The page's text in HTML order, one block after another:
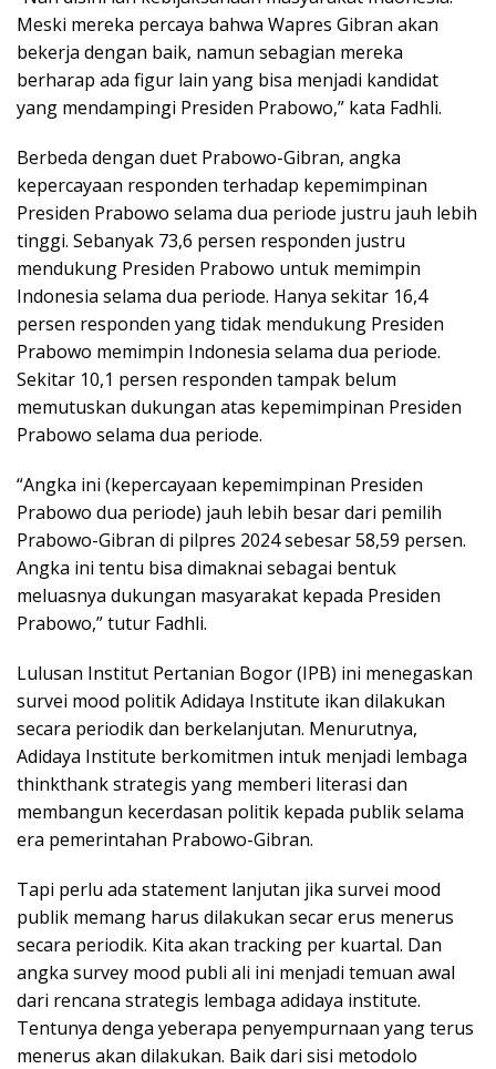
Meski mereka percaya bahwa Wapres Gibran akan
bekerja dengan baik, namun sebagian mereka
berharap ada figur lain yang bisa menjadi kandidat
yang mendampingi Presiden Prabowo,” kata Fadhli.
Berbeda dengan duet Prabowo-Gibran, angka
kepercayaan responden terhadap kepemimpinan
Presiden Prabowo selama dua periode justru jauh lebih
tinggi. Sebanyak 73,6 persen responden justru
mendukung Presiden Prabowo untuk memimpin
Indonesia selama dua periode. Hanya sekitar 16,4
persen responden yang tidak mendukung Presiden
Prabowo memimpin Indonesia selama dua periode.
Sekitar 10,1 persen responden tampak belum
memutuskan dukungan atas kepemimpinan Presiden
Prabowo selama dua periode.
“Angka ini (kepercayaan kepemimpinan Presiden
Prabowo dua periode) jauh lebih besar dari pemilih
Prabowo-Gibran di pilpres 2024 sebesar 58,59 persen.
Angka ini tentu bisa dimaknai sebagai bentuk
meluasnya dukungan masyarakat kepada Presiden
Prabowo,” tutur Fadhli.
Lulusan Institut Pertanian Bogor (IPB) ini menegaskan
survei mood politik Adidaya Institute ikan dilakukan
secara periodik dan berkelanjutan. Menurutnya,
Adidaya Institute berkomitmen intuk menjadi lembaga
thinkthank strategis yang memberi literasi dan
membangun kecerdasan politik kepada publik selama
era pemerintahan Prabowo-Gibran.
Tapi perlu ada statement lanjutan jika survei mood
publik memang harus dilakukan secar erus menerus
secara periodik. Kita akan tracking per kuartal. Dan
angka survey mood publi ali ini menjadi temuan awal
dari rencana strategis lembaga adidaya institute.
Tentunya denga yeberapa penyempurnaan yang terus
menerus akan dilakukan. Baik dari sisi metodolo